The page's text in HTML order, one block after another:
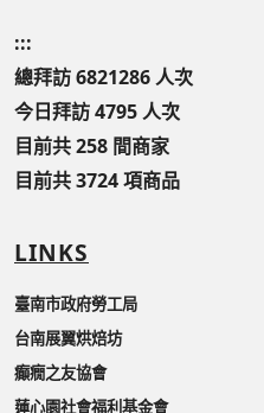
:::
總拜訪 6821286 人次
今日拜訪 4795 人次
目前共 258 間商家
目前共 3724 項商品
LINKS
臺南市政府勞工局
台南展翼烘焙坊
癲癇之友協會
蓮心園社會福利基金會